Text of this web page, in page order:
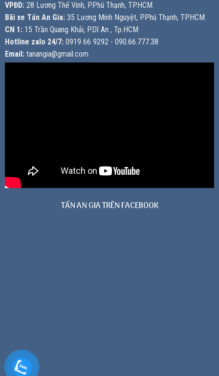
VPĐD: 28 Lương Thế Vinh, P.Phú Thạnh, TP.HCM.
Bãi xe Tấn An Gia: 35 Lương Minh Nguyệt, P.Phú Thạnh, TP.HCM.
CN 1: 15 Trần Quang Khải, P.Dĩ An , Tp.HCM
Hotline zalo 24/7: 0919 66 9292 - 090.66.777.38
Email: tanangia@gmail.com
TẤN AN GIA TRÊN FACEBOOK